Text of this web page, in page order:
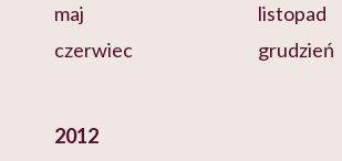
maj
czerwiec
listopad
grudzień
2012